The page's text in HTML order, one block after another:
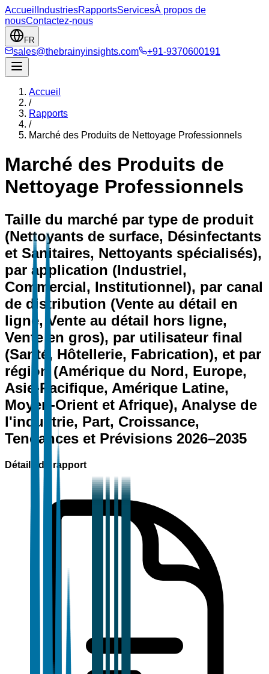
Accueil IndustriesRapportsServicesÀ propos de
nousContactez-nous
FR
sales@thebrainyinsights.com +91-9370600191
Accueil
/
Rapports
/
Marché des Produits de Nettoyage Professionnels
Marché des Produits de
Nettoyage Professionnels
Taille du marché par type de produit
(Nettoyants de surface, Désinfectants
et Sanitaires, Nettoyants spécialisés),
par application (Industriel,
Commercial, Institutionnel), par canal
de distribution (Vente au détail en
ligne, Vente au détail hors ligne,
Vente en gros), par utilisateur final
(Santé, Hôtellerie, Fabrication), et par
région (Amérique du Nord, Europe,
Asie-Pacifique, Amérique Latine,
Moyen-Orient et Afrique), Analyse de
l'industrie, Part, Croissance,
Tendances et Prévisions 2026–2035
Détails du rapport